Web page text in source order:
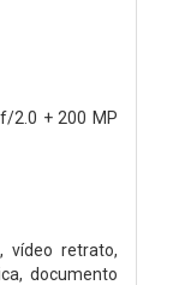
2.0 + 200 MP
vídeo retrato,
documento